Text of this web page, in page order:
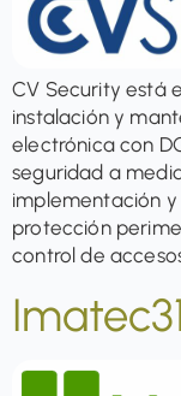
CV Security está
instalación y
electrónica con
seguridad a
implementación
protección
control de
Imatec31